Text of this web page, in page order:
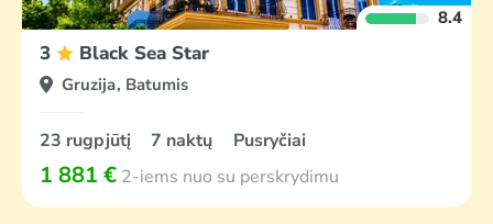
8.4
3 Black Sea Star
Gruzija, Batumis
23 rugpjūtį 7 naktų Pusryčiai
1 881 € 2-iems nuo su perskrydimu